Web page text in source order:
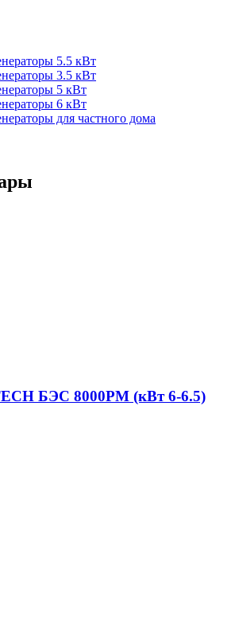
5.5 кВт
3.5 кВт
5 кВт
6 кВт
для частного дома
БЭС 8000РМ (кВт 6-6.5)